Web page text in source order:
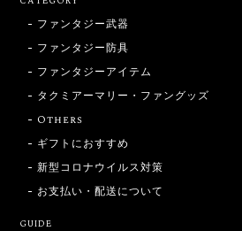
ファンタジー武器
ファンタジー防具
ファンタジーアイテム
タクミアーマリー・ファングッズ
Others
ギフトにおすすめ
新型コロナウイルス対策
お支払い・配送について
GUIDE